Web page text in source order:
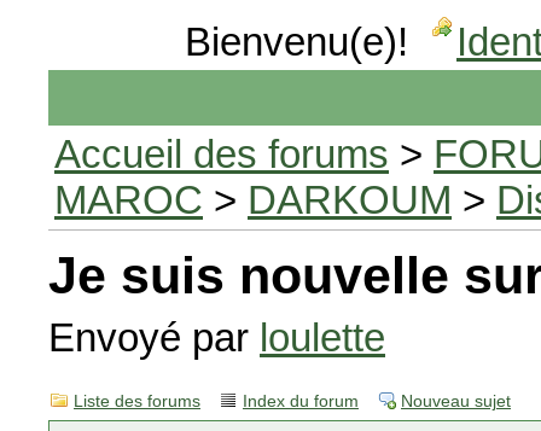
Bienvenu(e)!
Accueil des forums >
MAROC > DARKOUM >
Je suis nouvelle
Envoyé par loulette
Liste des forums Index du forum Nouveau sujet